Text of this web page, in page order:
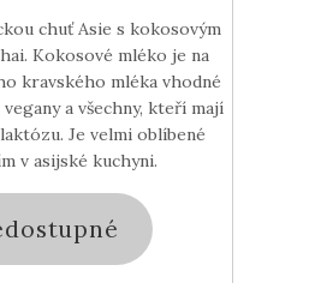
chuť Asie s kokosovým
Kokosové mléko je na
kravského mléka vhodné
a všechny, kteří mají
Je velmi oblíbené
v asijské kuchyni.